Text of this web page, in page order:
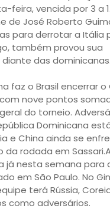
feira, vencida por 3 a
de José Roberto
para derrotar a Itália
também provou sua
das dominicanas.
faz o Brasil encerrar o
nove pontos
do torneio.
Dominicana
e China ainda se
rodada em
já nesta semana para
em São Paulo. No
terá Rússia,
como adversários.